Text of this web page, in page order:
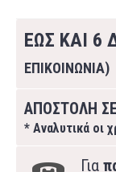
ΕΩΣ ΚΑΙ 6
ΕΠΙΚΟΙΝΩΝΙΑ)
ΑΠΟΣΤΟΛΗ
* Αναλυτικά οι
Για